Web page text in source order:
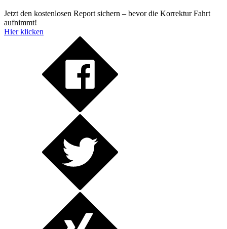
Jetzt den kostenlosen Report sichern – bevor die Korrektur Fahrt
aufnimmt!
Hier klicken